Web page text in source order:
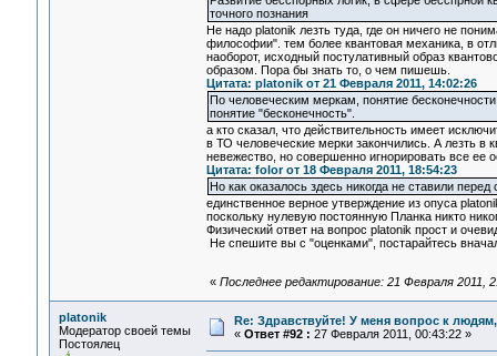
точного познания
Не надо platonik лезть туда, где он ничего не
философии". тем более квантовая механика, в
наоборот, исходный постулативный образ
образом. Пора бы знать то, о чем пишешь.
Цитата: platonik от 21 Февраля 2011, 14:02:26
По человеческим меркам, понятие
понятие "бесконечность".
а кто сказал, что действительность имеет
в ТО человеческие мерки закончились. А лезть в
невежество, но совершенно игнорировать все ее
Цитата: folor от 18 Февраля 2011, 18:54:23
Но как оказалось здесь никогда не ставили
единственное верное утверждение из опуса
поскольку нулевую постоянную Планка никто
Физический ответ на вопрос platonik прост и
Не спешите вы с "оценками", постарайтесь
« Последнее редактирование: 21 Февраля 2011,
platonik
Модератор своей темы
Постоялец
Re: Здравствуйте! У меня вопрос к
« Ответ #92 : 27 Февраля 2011, 00:43:22 »